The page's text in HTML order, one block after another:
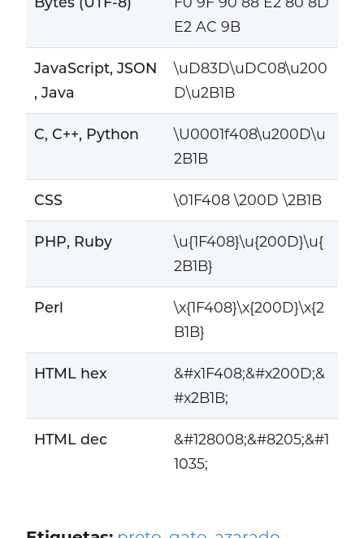
E2 AC 9B
JavaScript, JSON
, Java
\uD83D\uDC08\u200
D\u2B1B
C, C++, Python
\U0001f408\u200D\u
2B1B
CSS \01F408 \200D \2B1B
PHP, Ruby
\u{1F408}\u{200D}\u{
2B1B}
Perl
\x{1F408}\x{200D}\x{2
B1B}
HTML hex
&#x1F408;&#x200D;&
#x2B1B;
HTML dec
&#128008;&#8205;&#1
1035;